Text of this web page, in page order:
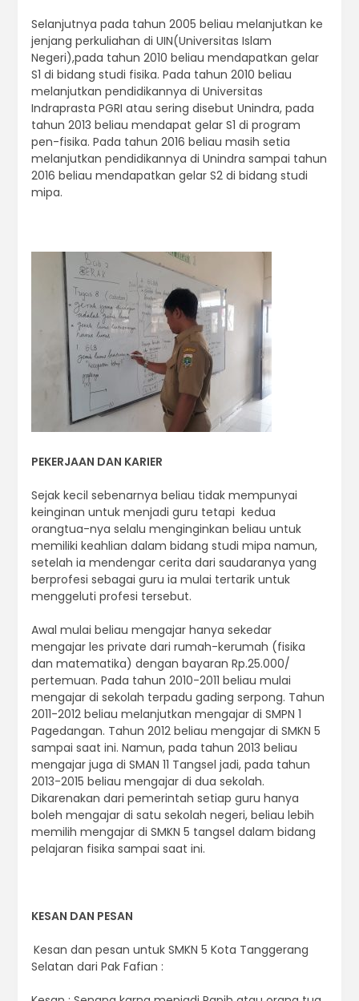
Selanjutnya pada tahun 2005 beliau melanjutkan ke
jenjang perkuliahan di UIN(Universitas Islam
Negeri),pada tahun 2010 beliau mendapatkan gelar
S1 di bidang studi fisika. Pada tahun 2010 beliau
melanjutkan pendidikannya di Universitas
Indraprasta PGRI atau sering disebut Unindra, pada
tahun 2013 beliau mendapat gelar S1 di program
pen-fisika. Pada tahun 2016 beliau masih setia
melanjutkan pendidikannya di Unindra sampai tahun
2016 beliau mendapatkan gelar S2 di bidang studi
mipa.
PEKERJAAN DAN KARIER
Sejak kecil sebenarnya beliau tidak mempunyai
keinginan untuk menjadi guru tetapi kedua
orangtua-nya selalu menginginkan beliau untuk
memiliki keahlian dalam bidang studi mipa namun,
setelah ia mendengar cerita dari saudaranya yang
berprofesi sebagai guru ia mulai tertarik untuk
menggeluti profesi tersebut.
Awal mulai beliau mengajar hanya sekedar
mengajar les private dari rumah-kerumah (fisika
dan matematika) dengan bayaran Rp.25.000/
pertemuan. Pada tahun 2010-2011 beliau mulai
mengajar di sekolah terpadu gading serpong. Tahun
2011-2012 beliau melanjutkan mengajar di SMPN 1
Pagedangan. Tahun 2012 beliau mengajar di SMKN 5
sampai saat ini. Namun, pada tahun 2013 beliau
mengajar juga di SMAN 11 Tangsel jadi, pada tahun
2013-2015 beliau mengajar di dua sekolah.
Dikarenakan dari pemerintah setiap guru hanya
boleh mengajar di satu sekolah negeri, beliau lebih
memilih mengajar di SMKN 5 tangsel dalam bidang
pelajaran fisika sampai saat ini.
KESAN DAN PESAN
Kesan dan pesan untuk SMKN 5 Kota Tanggerang
Selatan dari Pak Fafian :